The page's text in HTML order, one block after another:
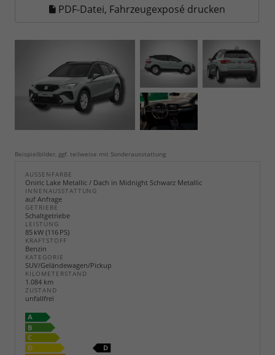
PDF-Datei, Fahrzeugexposé drucken
Beispielbilder, ggf. teilweise mit Sonderausstattung
AUSSENFARBE
Oniric Lake Metallic / Dach in Midnight Schwarz Metallic
INNENAUSSTATTUNG
auf Anfrage
GETRIEBE
Schaltgetriebe
LEISTUNG
85 kW (116 PS)
KRAFTSTOFF
Benzin
KATEGORIE
SUV/Geländewagen/Pickup
KILOMETERSTAND
1.084 km
ZUSTAND
unfallfrei